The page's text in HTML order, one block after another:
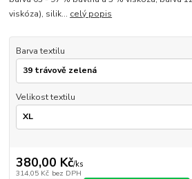
viskóza), silik... celý popis
Barva textilu
Velikost textilu
380,00 Kč/ks
314,05 Kč bez DPH